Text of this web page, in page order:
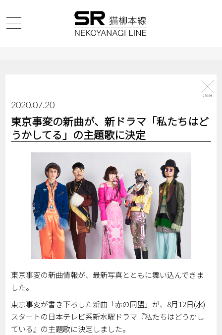
2020.07.20
東京事変の新曲が、新ドラマ「私たちはど
うかしてる」の主題歌に決定
東京事変の新曲情報が、最新写真とともに舞い込んできま
した。
東京事変が書き下ろした新曲「赤の同盟」が、8月12日(水)
スタートの日本テレビ系新水曜ドラマ『私たちはどうかし
ている』の主題歌に決定しました。